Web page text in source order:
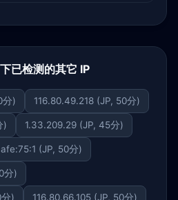
已检测的其它 IP
分) 116.80.49.218 (JP, 50分)
) 1.33.209.29 (JP, 45分)
(JP, 50分)
分)
) 116.80.66.105 (JP, 50分)